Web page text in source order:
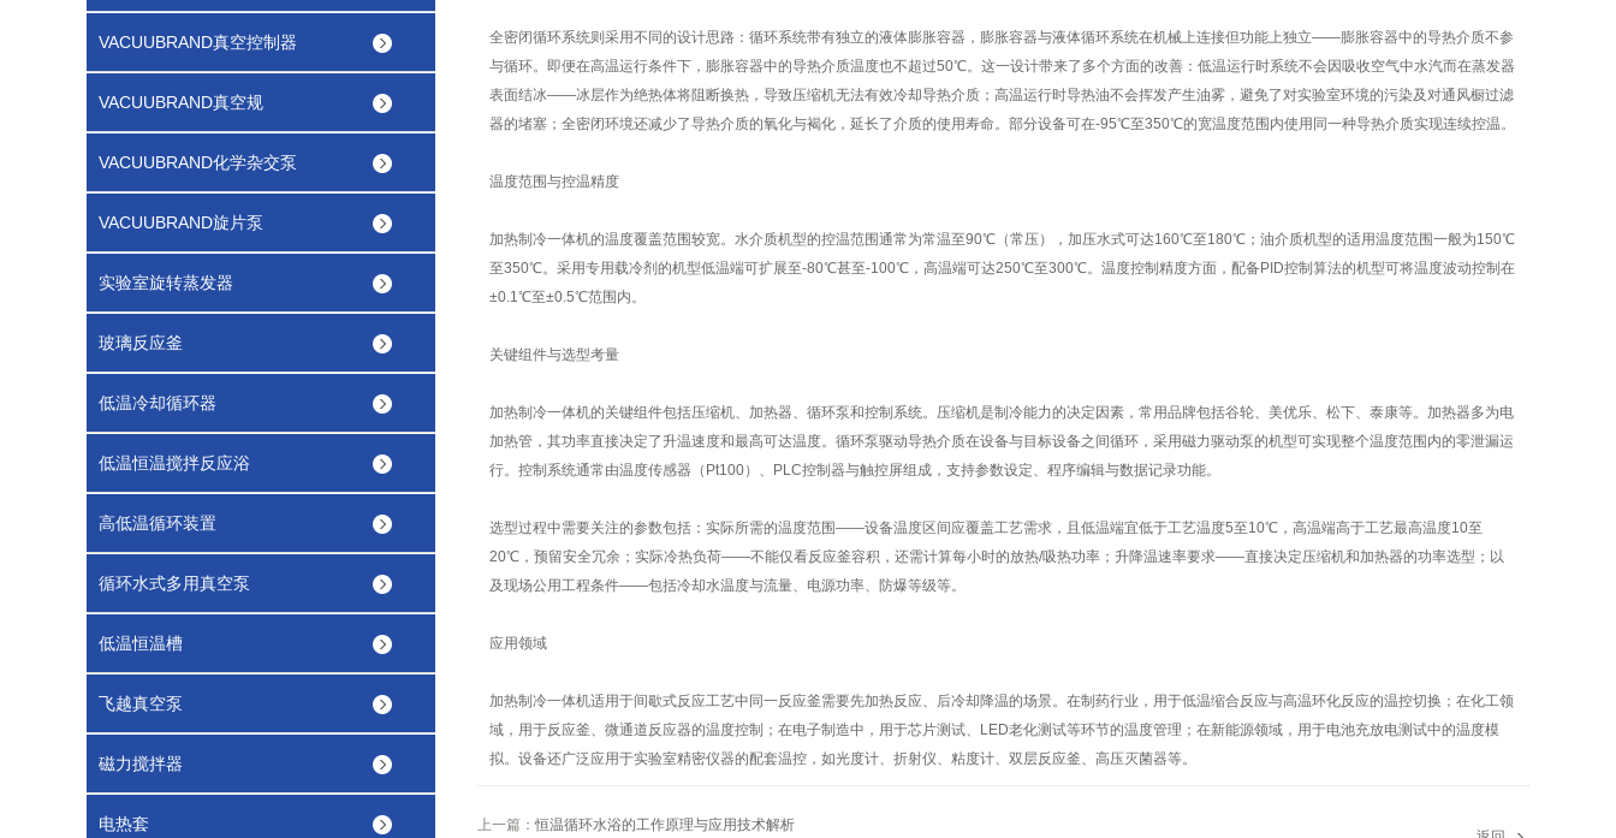
VACUUBRAND真空控制器
VACUUBRAND真空规
VACUUBRAND化学杂交泵
VACUUBRAND旋片泵
实验室旋转蒸发器
玻璃反应釜
低温冷却循环器
低温恒温搅拌反应浴
高低温循环装置
循环水式多用真空泵
低温恒温槽
飞越真空泵
磁力搅拌器
电热套
全密闭循环系统则采用不同的设计思路：循环系统带有独立的液体膨胀容器，膨胀容器与液体循环系统在机械上连接但功能上独立——膨胀容器中的导热介质不参
与循环。即便在高温运行条件下，膨胀容器中的导热介质温度也不超过50℃。这一设计带来了多个方面的改善：低温运行时系统不会因吸收空气中水汽而在蒸发器
表面结冰——冰层作为绝热体将阻断换热，导致压缩机无法有效冷却导热介质；高温运行时导热油不会挥发产生油雾，避免了对实验室环境的污染及对通风橱过滤
器的堵塞；全密闭环境还减少了导热介质的氧化与褐化，延长了介质的使用寿命。部分设备可在-95℃至350℃的宽温度范围内使用同一种导热介质实现连续控温。
温度范围与控温精度
加热制冷一体机的温度覆盖范围较宽。水介质机型的控温范围通常为常温至90℃（常压），加压水式可达160℃至180℃；油介质机型的适用温度范围一般为150℃
至350℃。采用专用载冷剂的机型低温端可扩展至-80℃甚至-100℃，高温端可达250℃至300℃。温度控制精度方面，配备PID控制算法的机型可将温度波动控制在
±0.1℃至±0.5℃范围内。
关键组件与选型考量
加热制冷一体机的关键组件包括压缩机、加热器、循环泵和控制系统。压缩机是制冷能力的决定因素，常用品牌包括谷轮、美优乐、松下、泰康等。加热器多为电
加热管，其功率直接决定了升温速度和最高可达温度。循环泵驱动导热介质在设备与目标设备之间循环，采用磁力驱动泵的机型可实现整个温度范围内的零泄漏运
行。控制系统通常由温度传感器（Pt100）、PLC控制器与触控屏组成，支持参数设定、程序编辑与数据记录功能。
选型过程中需要关注的参数包括：实际所需的温度范围——设备温度区间应覆盖工艺需求，且低温端宜低于工艺温度5至10℃，高温端高于工艺最高温度10至
20℃，预留安全冗余；实际冷热负荷——不能仅看反应釜容积，还需计算每小时的放热/吸热功率；升降温速率要求——直接决定压缩机和加热器的功率选型；以
及现场公用工程条件——包括冷却水温度与流量、电源功率、防爆等级等。
应用领域
加热制冷一体机适用于间歇式反应工艺中同一反应釜需要先加热反应、后冷却降温的场景。在制药行业，用于低温缩合反应与高温环化反应的温控切换；在化工领
域，用于反应釜、微通道反应器的温度控制；在电子制造中，用于芯片测试、LED老化测试等环节的温度管理；在新能源领域，用于电池充放电测试中的温度模
拟。设备还广泛应用于实验室精密仪器的配套温控，如光度计、折射仪、粘度计、双层反应釜、高压灭菌器等。
上一篇：恒温循环水浴的工作原理与应用技术解析